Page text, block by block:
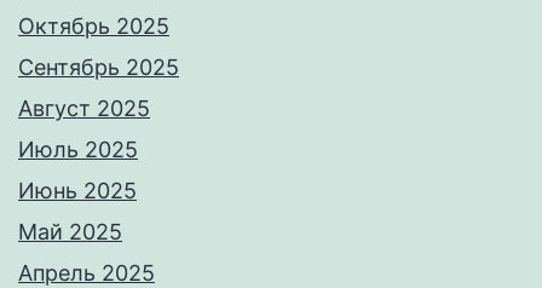
Октябрь 2025
Сентябрь 2025
Август 2025
Июль 2025
Июнь 2025
Май 2025
Апрель 2025